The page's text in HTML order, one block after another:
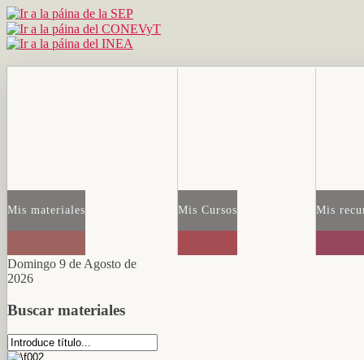
Mis materiales Mis Cursos Mis
Domingo 9 de Agosto de
2026
Buscar materiales